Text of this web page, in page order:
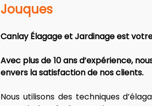
Jouques
Canlay Élagage et Jardinage est
Avec plus de 10 ans d’expérience,
envers la satisfaction de nos clients.
Nous utilisons des techniques